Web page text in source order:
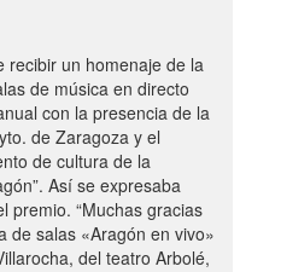
un homenaje de la
de música en directo
con la presencia de la
de Zaragoza y el
de cultura de la
Así se expresaba
premio. “Muchas gracias
de salas «Aragón en vivo»
del teatro Arbolé,